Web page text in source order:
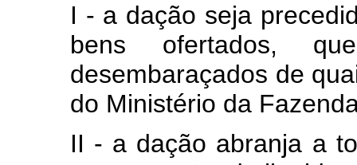
I - a dação seja
bens ofertados,
desembaraçados de
do Ministério da
II - a dação abranja a